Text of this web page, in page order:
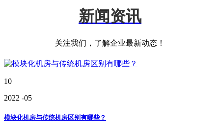
新闻资讯
关注我们，了解企业最新动态！
10
2022 -05
模块化机房与传统机房区别有哪些？